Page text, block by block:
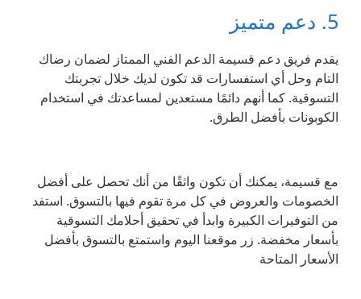
5. دعم متميز
يقدم فريق دعم قسيمة الدعم الفني الممتاز لضمان رضاك
التام وحل أي استفسارات قد تكون لديك خلال تجربتك
التسوقية. كما أنهم دائمًا مستعدين لمساعدتك في استخدام
الكوبونات بأفضل الطرق.
مع قسيمة، يمكنك أن تكون واثقًا من أنك تحصل على أفضل
الخصومات والعروض في كل مرة تقوم فيها بالتسوق. استفد
من التوفيرات الكبيرة وابدأ في تحقيق أحلامك التسوقية
بأسعار مخفضة. زر موقعنا اليوم واستمتع بالتسوق بأفضل
الأسعار المتاحة